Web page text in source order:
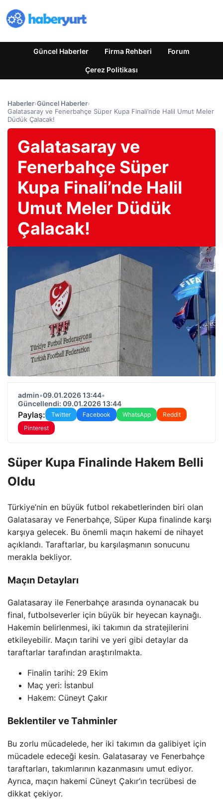
Güncel Haberler Firma Rehberi Forum
Çerez Politikası
Haberler›Güncel Haberler›
Galatasaray ve Fenerbahçe Süper Kupa Finali’nde Halil Umut Meler
Düdük Çalacak!
Galatasaray ve
Fenerbahçe Süper
Kupa Finali’nde Halil
Umut Meler Düdük
Çalacak!
admin•09.01.2026 13:44•
Güncellendi: 09.01.2026 13:44
Paylaş: Twitter Facebook WhatsApp
Reddit
Pinterest
Süper Kupa Finalinde Hakem Belli
Oldu
Türkiye’nin en büyük futbol rekabetlerinden biri olan
Galatasaray ve Fenerbahçe, Süper Kupa finalinde karşı
karşıya gelecek. Bu önemli maçın hakemi de nihayet
açıklandı. Taraftarlar, bu karşılaşmanın sonucunu
merakla bekliyor.
Maçın Detayları
Galatasaray ile Fenerbahçe arasında oynanacak bu
final, futbolseverler için büyük bir heyecan kaynağı.
Hakemin belirlenmesi, iki takımın da stratejilerini
etkileyebilir. Maçın tarihi ve yeri gibi detaylar da
taraftarlar tarafından araştırılmakta.
Finalin tarihi: 29 Ekim
Maç yeri: İstanbul
Hakem: Cüneyt Çakır
Beklentiler ve Tahminler
Bu zorlu mücadelede, her iki takımın da galibiyet için
mücadele edeceği kesin. Galatasaray ve Fenerbahçe
taraftarları, takımlarının kazanmasını umut ediyor.
Ayrıca, maçın hakemi Cüneyt Çakır’ın tecrübesi de
dikkat çekiyor.